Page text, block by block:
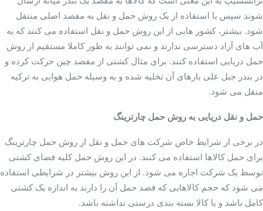
کشتی های رول دار
کشتی های چند منظوره
شوند سپس با استفاده از یک روش حمل و نقل به مقصد اصلی منتقل
شود. بیشتر، کشور هایی از این روش حمل و نقل استفاده می کنند که به
آب های آزاد دسترسی ندارند و نمی توانند به طور کاملا مستقیم از روش
حمل دریایی استفاده کنند. برای مثال کشتی از مقصد چین حرکت کرده و
در بندر جبل علی بارهای آن تخلیه شده و به وسیله حمل هوایی به ترکیه
منقل می شود.
حمل و نقل دریایی به روش حمل چارترینگ
در برخی از شرایط خاص شرکت های حمل و نقل از روش حمل چارترینگ
برای حمل کالاها استفاده می کنند. در این روش حمل کلیه فضای کشتی
توسط یک شرکت اجاره می شود. از این روش بیشتر در شرایطی استفاده
می شود که حجم کالاهایی که قصد حمل آن را دارند به اندازه یک کشتی
کامل باشد و یا کالا بسته بندی درستی نداشته باشد.